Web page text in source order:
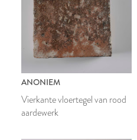
ANONIEM
Vierkante vloertegel van rood
aardewerk